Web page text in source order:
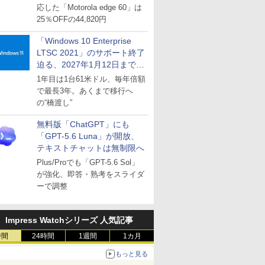
応した「Motorola edge 60」は
25％OFFの44,820円
「Windows 10 Enterprise
LTSC 2021」のサポート終了
迫る、2027年1月12日まで
～ESUは9月1日から販売
1年目は1台61米ドル、毎年倍額
で最長3年。あくまで移行へ
の“橋渡し”
無料版「ChatGPT」にも
「GPT-5.6 Luna」が開放、
テキストチャットは無制限へ
Plus/Proでも「GPT-5.6 Sol」
が強化、即答・熟考をスライダ
ーで調整
Impress Watchシリーズ 人気記事
24時間 1週間 1カ月
もっと見る